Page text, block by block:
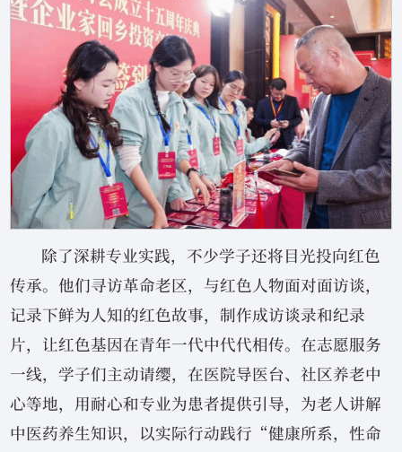
除了深耕专业实践，不少学子还将目光投向红色
传承。他们寻访革命老区，与红色人物面对面访谈，
记录下鲜为人知的红色故事，制作成访谈录和纪录
片，让红色基因在青年一代中代代相传。在志愿服务
一线，学子们主动请缨，在医院导医台、社区养老中
心等地，用耐心和专业为患者提供引导，为老人讲解
中医药养生知识，以实际行动践行“健康所系，性命